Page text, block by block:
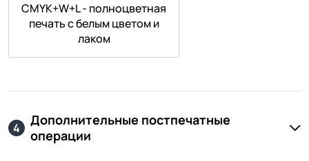
СMYK+W+L - полноцветная
печать с белым цветом и
лаком
4
Дополнительные постпечатные
операции